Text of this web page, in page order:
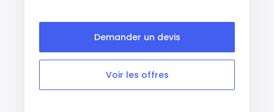
Demander un devis
Voir les offres